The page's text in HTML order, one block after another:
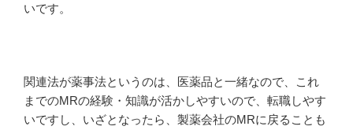
いです。
関連法が薬事法というのは、医薬品と一緒なので、これ
までのMRの経験・知識が活かしやすいので、転職しやす
いですし、いざとなったら、製薬会社のMRに戻ることも